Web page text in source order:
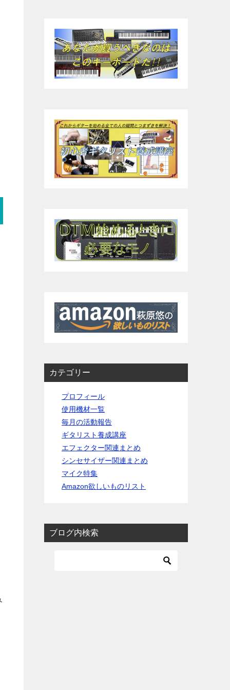
カテゴリー
プロフィール
使用機材一覧
毎月の活動報告
ギタリスト養成講座
エフェクター関連まとめ
シンセサイザー関連まとめ
マイク特集
Amazon欲しいものリスト
ブログ内検索